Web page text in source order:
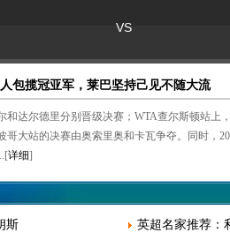
包揽冠亚军，莱巴坚持己见不随大流
和达尔德里分别晋级决赛；WTA查尔斯顿站上
哥大站的决赛由奥索里奥和卡瓦争夺。同时，
详细]
斯
英超名家推荐：